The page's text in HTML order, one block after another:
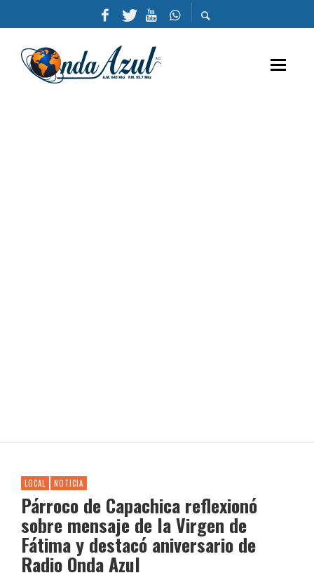
LOCAL NOTICIA
Párroco de Capachica reflexionó
sobre mensaje de la Virgen de
Fátima y destacó aniversario de
Radio Onda Azul